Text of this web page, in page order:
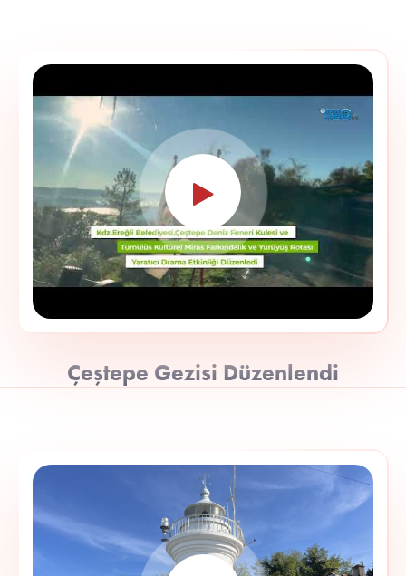
Çeştepe Gezisi Düzenlendi